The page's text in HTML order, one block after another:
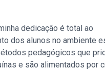
dedicação é total ao
dos alunos no ambiente
pedagógicos que
e são alimentados por